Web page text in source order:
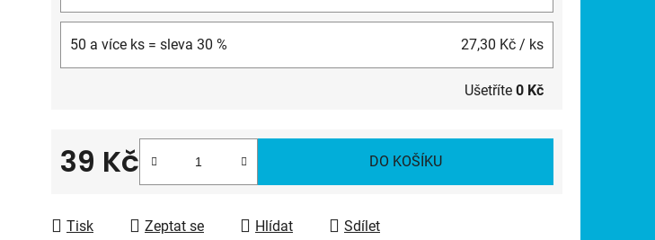
50 a více ks = sleva 30 % 27,30 Kč / ks
Ušetříte 0 Kč
39 Kč DO KOŠÍKU
Tisk Zeptat se Hlídat Sdílet